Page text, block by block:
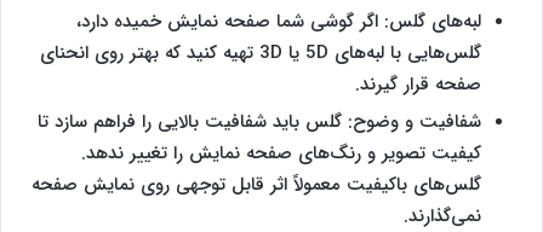
لبه‌های گلس: اگر گوشی شما صفحه نمایش خمیده دارد،
گلس‌هایی با لبه‌های 5D یا 3D تهیه کنید که بهتر روی انحنای
صفحه قرار گیرند.
شفافیت و وضوح: گلس باید شفافیت بالایی را فراهم سازد تا
کیفیت تصویر و رنگ‌های صفحه نمایش را تغییر ندهد.
گلس‌های باکیفیت معمولاً اثر قابل توجهی روی نمایش صفحه
نمی‌گذارند.